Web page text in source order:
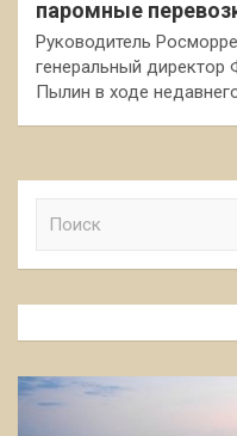
паромные
Руководитель
генеральный
Пылин в ходе
к